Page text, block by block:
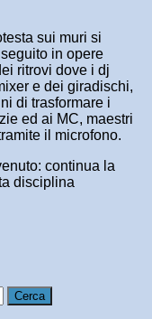
sui muri si
in opere
ritrovi dove i dj
e dei giradischi,
di trasformare i
ed ai MC, maestri
il microfono.
continua la
disciplina